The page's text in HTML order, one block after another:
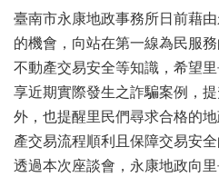
快
報
機
關
簡
介
線
臺南市永康地政事務所日前藉
的機會，向站在第一線為民服
不動產交易安全等知識，希望
享近期實際發生之詐騙案例，
外，也提醒里民們尋求合格的
產交易流程順利且保障交易安全
透過本次座談會，永康地政向